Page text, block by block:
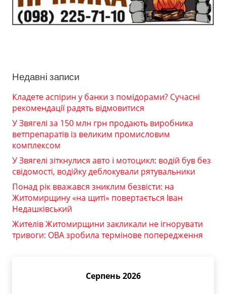
Недавні записи
Кладете аспірин у банки з помідорами? Сучасні
рекомендації радять відмовитися
У Звягелі за 150 млн грн продають виробника
ветпрепаратів із великим промисловим
комплексом
У Звягелі зіткнулися авто і мотоцикл: водій був без
свідомості, водійку деблокували рятувальники
Понад рік вважався зниклим безвісти: на
Житомирщину «на щиті» повертається Іван
Недашківський
Жителів Житомирщини закликали не ігнорувати
тривоги: ОВА зробила термінове попередження
Серпень 2026